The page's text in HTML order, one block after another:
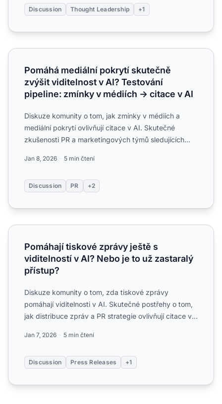
Discussion Thought Leadership +1
Pomáhá mediální pokrytí skutečně zvýšit viditelnost v
Pomáhá mediální pokrytí skutečně
zvýšit viditelnost v AI? Testování
pipeline: zmínky v médiích → citace v AI
Diskuze komunity o tom, jak zmínky v médiích a
mediální pokrytí ovlivňují citace v AI. Skutečné
zkušenosti PR a marketingových týmů sledujících
Jan 8, 2026 5 min čtení
Discussion PR +2
Pomáhají tiskové zprávy ještě s viditelností v AI? Nebo je
Pomáhají tiskové zprávy ještě s
viditelností v AI? Nebo je to už zastaralý
přístup?
Diskuze komunity o tom, zda tiskové zprávy
pomáhají viditelnosti v AI. Skutečné postřehy o tom,
jak distribuce zpráv a PR strategie ovlivňují citace v
Jan 7, 2026 5 min čtení
Discussion Press Releases +1